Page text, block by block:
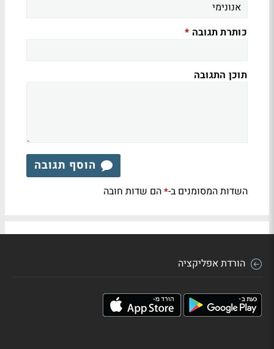
כותרת תגובה *
תוכן התגובה
הוסף תגובה
השדות המסומנים ב-*הם שדות חובה
הורדת אפליקציה